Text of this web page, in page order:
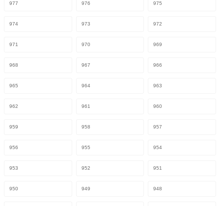
977 976 975
974 973 972
971 970 969
968 967 966
965 964 963
962 961 960
959 958 957
956 955 954
953 952 951
950 949 948